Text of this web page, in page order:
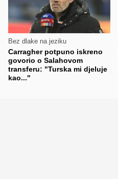
Bez dlake na jeziku
Carragher potpuno iskreno
govorio o Salahovom
transferu: "Turska mi djeluje
kao..."